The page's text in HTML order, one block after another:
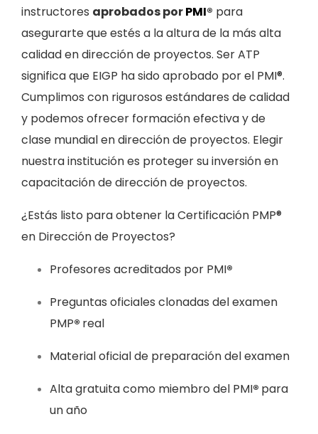
instructores aprobados porPMI® para
asegurarte que estés a la altura de la más alta
calidad en dirección de proyectos. Ser ATP
significa que EIGP ha sido aprobado por el PMI®.
Cumplimos con rigurosos estándares de calidad
y podemos ofrecer formación efectiva y de
clase mundial en dirección de proyectos. Elegir
nuestra institución es proteger su inversión en
capacitación de dirección de proyectos.
¿Estás listo para obtener la Certificación PMP®
en Dirección de Proyectos?
Profesores acreditados por PMI®
Preguntas oficiales clonadas del examen
PMP® real
Material oficial de preparación del examen
Alta gratuita como miembro del PMI® para
un año